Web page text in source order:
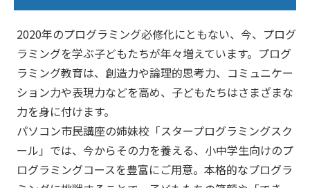
2020年のプログラミング必修化にともない、今、プログ
ラミングを学ぶ子どもたちが年々増えています。プログ
ラミング教育は、創造力や論理的思考力、コミュニケー
ション力や表現力などを高め、子どもたちはさまざまな
力を身に付けます。
パソコン市民講座の姉妹校「スタープログラミングスク
ール」では、今からその力を養える、小中学生向けのプ
ログラミングコースを豊富にご用意。本格的なプログラ